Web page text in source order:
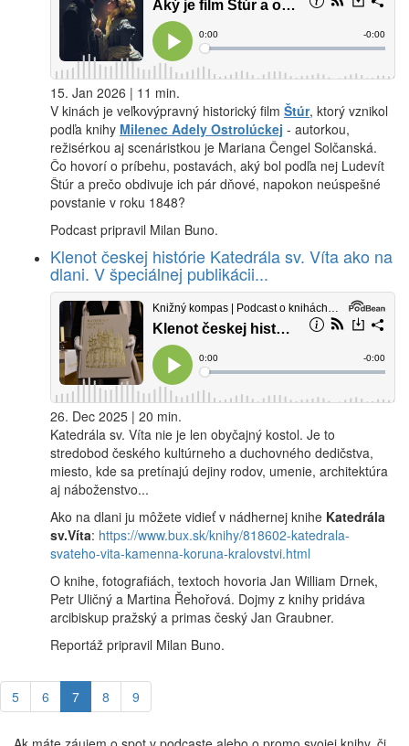
15. Jan 2026 | 11 min.
V kinách je veľkovýpravný historický film Štúr, ktorý vznikol
podľa knihy Milenec Adely Ostrolúckej - autorkou,
režisérkou aj scenáristkou je Mariana Čengel Solčanská.
Čo hovorí o príbehu, postavách, aký bol podľa nej Ludevít
Štúr a prečo obdivuje ich pár dňové, napokon neúspešné
povstanie v roku 1848?
Podcast pripravil Milan Buno.
Klenot českej histórie Katedrála sv. Víta ako na
dlani. V špeciálnej publikácii...
26. Dec 2025 | 20 min.
Katedrála sv. Víta nie je len obyčajný kostol. Je to
stredobod českého kultúrneho a duchovného dedičstva,
miesto, kde sa pretínajú dejiny rodov, umenie, architektúra
aj náboženstvo...
Ako na dlani ju môžete vidieť v nádhernej knihe Katedrála
sv.Víta: https://www.bux.sk/knihy/818602-katedrala-
svateho-vita-kamenna-koruna-kralovstvi.html
O knihe, fotografiách, textoch hovoria Jan William Drnek,
Petr Uličný a Martina Řehořová. Dojmy z knihy pridáva
arcibiskup pražský a primas český Jan Graubner.
Reportáž pripravil Milan Buno.
5 6 7 8 9